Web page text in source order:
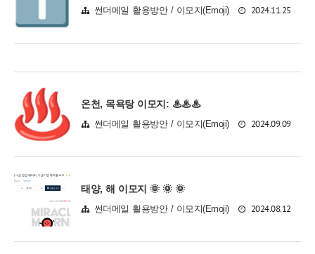
썬더메일 활용방안 / 이모지(Emoji) 2024.11.25
온천, 목욕탕 이모지: ♨♨♨
썬더메일 활용방안 / 이모지(Emoji) 2024.09.09
태양, 해 이모지 🌞 🌞 🌞
썬더메일 활용방안 / 이모지(Emoji) 2024.08.12